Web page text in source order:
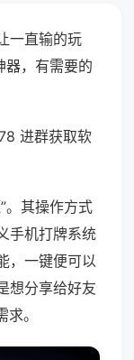
一直输的玩
器，有需要的
进群获取软
。其操作方式
手机打牌系统
，一键便可以
想分享给好友
。